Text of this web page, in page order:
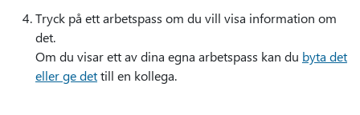
Tryck på ett arbetspass om du vill visa information om
det.
Om du visar ett av dina egna arbetspass kan du byta det
eller ge dettill en kollega.